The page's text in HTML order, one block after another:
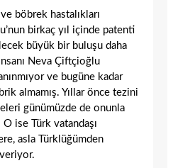
böbrek hastalıkları
birkaç yıl içinde patenti
büyük bir buluşu daha
Neva Çiftçioğlu
ve bugüne kadar
almamış. Yıllar önce tezini
günümüzde de onunla
ise Türk vatandaşı
asla Türklüğümden